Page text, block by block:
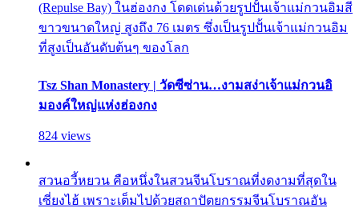
(Repulse Bay) ในฮ่องกง โดดเด่นด้วยรูปปั้นเจ้าแม่กวนอิมสี
ขาวขนาดใหญ่ สูงถึง 76 เมตร ซึ่งเป็นรูปปั้นเจ้าแม่กวนอิม
ที่สูงเป็นอันดับต้นๆ ของโลก
Tsz Shan Monastery | วัดซีซ่าน…งามสง่าเจ้าแม่กวนอิ
มองค์ใหญ่แห่งฮ่องกง
824 views
สวนอวี้หยวน คือหนึ่งในสวนจีนโบราณที่งดงามที่สุดใน
เซี่ยงไฮ้ เพราะเต็มไปด้วยสถาปัตยกรรมจีนโบราณอัน